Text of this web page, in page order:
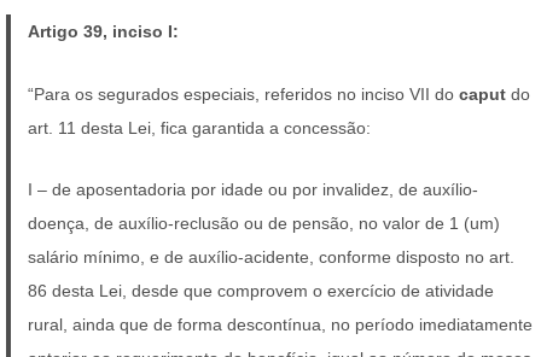
Artigo 39, inciso I:
“Para os segurados especiais, referidos no inciso VII do caputdo
art. 11 desta Lei, fica garantida a concessão:
I – de aposentadoria por idade ou por invalidez, de auxílio-
doença, de auxílio-reclusão ou de pensão, no valor de 1 (um)
salário mínimo, e de auxílio-acidente, conforme disposto no art.
86 desta Lei, desde que comprovem o exercício de atividade
rural, ainda que de forma descontínua, no período imediatamente